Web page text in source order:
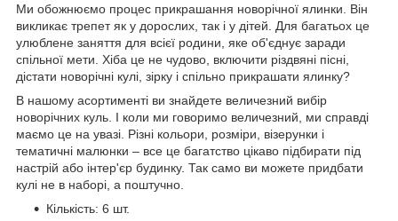
Ми обожнюємо процес прикрашання новорічної ялинки. Він
викликає трепет як у дорослих, так і у дітей. Для багатьох це
улюблене заняття для всієї родини, яке об'єднує заради
спільної мети. Хіба це не чудово, включити різдвяні пісні,
дістати новорічні кулі, зірку і спільно прикрашати ялинку?
В нашому асортименті ви знайдете величезний вибір
новорічних куль. І коли ми говоримо величезний, ми справді
маємо це на увазі. Різні кольори, розміри, візерунки і
тематичні малюнки – все це багатство цікаво підбирати під
настрій або інтер'єр будинку. Так само ви можете придбати
кулі не в наборі, а поштучно.
Кількість: 6 шт.